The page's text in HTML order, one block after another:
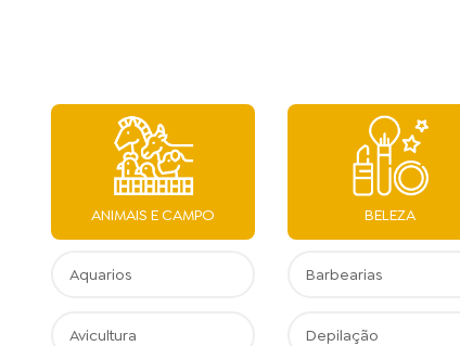
ANIMAIS E CAMPO
Aquarios
Avicultura
BELEZA
Barbearias
Depilação